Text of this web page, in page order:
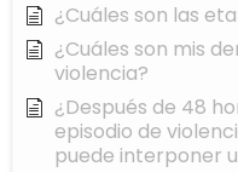
¿Cuáles son las
¿Cuáles son mis
violencia?
¿Después de 48
episodio de
puede interponer